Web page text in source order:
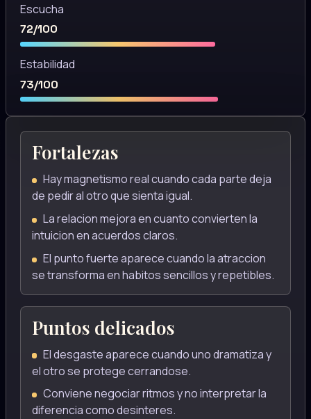
Escucha
72/100
Estabilidad
73/100
Fortalezas
Hay magnetismo real cuando cada parte deja
de pedir al otro que sienta igual.
La relacion mejora en cuanto convierten la
intuicion en acuerdos claros.
El punto fuerte aparece cuando la atraccion
se transforma en habitos sencillos y repetibles.
Puntos delicados
El desgaste aparece cuando uno dramatiza y
el otro se protege cerrandose.
Conviene negociar ritmos y no interpretar la
diferencia como desinteres.